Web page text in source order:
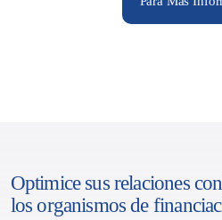
Optimice sus relaciones
los organismos de